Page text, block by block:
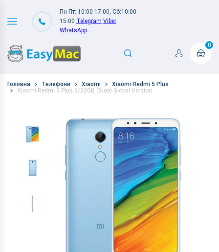
Пн-Пт: 10:00-17:00, Сб:10:00-
15:00 Telegram Viber
WhatsApp
0
Головна Телефони Xiaomi
Xiaomi Redmi 5 Plus
Xiaomi Redmi 5 Plus 3/32GB (Blue) Global Version